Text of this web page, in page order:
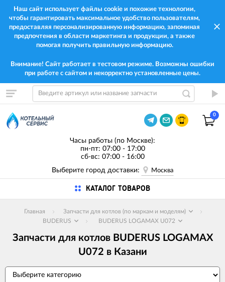
Наш сайт использует файлы cookie и похожие технологии,
чтобы гарантировать максимальное удобство пользователям,
предоставляя персонализированную информацию, запоминая
предпочтения в области маркетинга и продукции, а также
помогая получить правильную информацию.
Внимание! Сайт работает в тестовом режиме. Возможны ошибки
при работе с сайтом и некорректно установленные цены.
0
Часы работы (по Москве):
пн-пт: 07:00 - 17:00
сб-вс: 07:00 - 16:00
Выберите город доставки:
Москва
КАТАЛОГ ТОВАРОВ
Главная
Запчасти для котлов (по маркам и моделям)
BUDERUS
BUDERUS LOGAMAX U072
Запчасти для котлов BUDERUS LOGAMAX
U072 в Казани